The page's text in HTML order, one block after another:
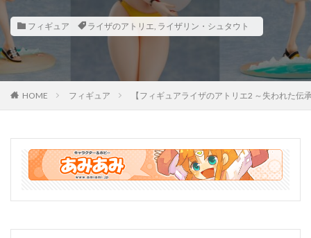
フィギュア ライザのアトリエ, ライザリン・シュタウト
HOME フィギュア 【フィギュアライザのアトリエ2 ～失われた